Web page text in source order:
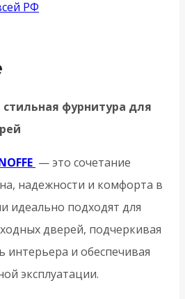
РФ
стильная фурнитура для
— это сочетание
надежности и комфорта в
идеально подходят для
дверей, подчеркивая
интерьера и обеспечивая
эксплуатации.